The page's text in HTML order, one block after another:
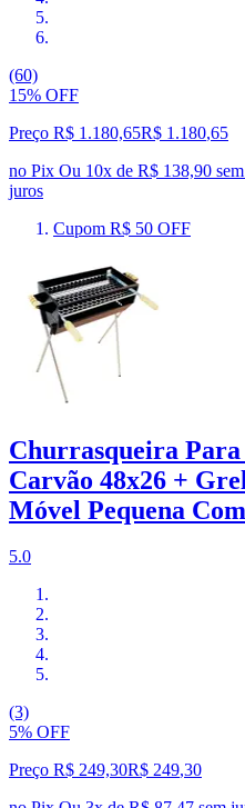
(60)
15% OFF
Preço R$ 1.180,65R$ 1.180,65
no Pix Ou 10x de R$ 138,90
juros
Cupom R$ 50 OFF
Churrasqueira
Carvão 48x26 +
Móvel Pequena
5.0
(3)
5% OFF
Preço R$ 249,30R$ 249,30